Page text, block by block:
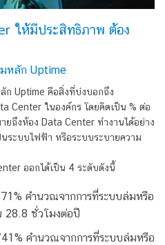
ให้มีประสิทธิภาพ ต้อง
มหลัก Uptime
ก Uptime คือสิ่งที่บ่งบอกถึง
Center ในองค์กร โดยคิดเป็น % ต่อ
ถึงห้อง Data Center ทำงานได้อย่าง
ระบบไฟฟ้า หรือระบบระบายความ
ออกได้เป็น 4 ระดับดังนี้
คำนวณจากการที่ระบบล่มหรือ
28.8 ชั่วโมงต่อปี
คำนวณจากการที่ระบบล่มหรือ